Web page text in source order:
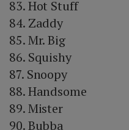
83. Hot Stuff
84. Zaddy
85. Mr. Big
86. Squishy
87. Snoopy
88. Handsome
89. Mister
90. Bubba